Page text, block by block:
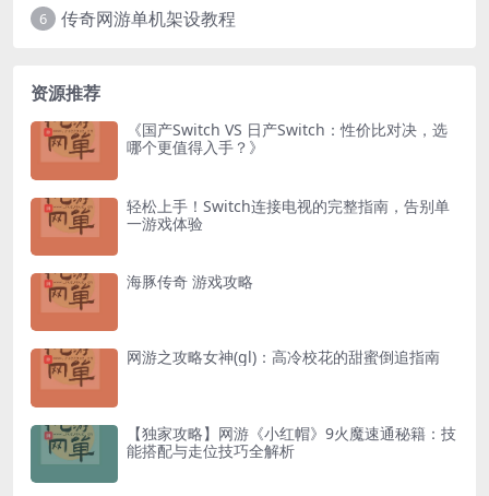
6 传奇网游单机架设教程
资源推荐
《国产Switch VS 日产Switch：性价比对决，选
哪个更值得入手？》
轻松上手！Switch连接电视的完整指南，告别单
一游戏体验
海豚传奇 游戏攻略
网游之攻略女神(gl)：高冷校花的甜蜜倒追指南
【独家攻略】网游《小红帽》9火魔速通秘籍：技
能搭配与走位技巧全解析